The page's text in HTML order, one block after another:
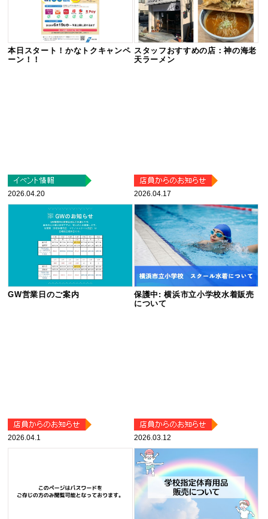
本日スタート！かなトクキャンペ
ーン！！
スタッフおすすめの店：神の海老
天ラーメン
2026.04.20
GW営業日のご案内
2026.04.17
保護中: 横浜市立小学校水着販売
について
2026.04.1 2026.03.12